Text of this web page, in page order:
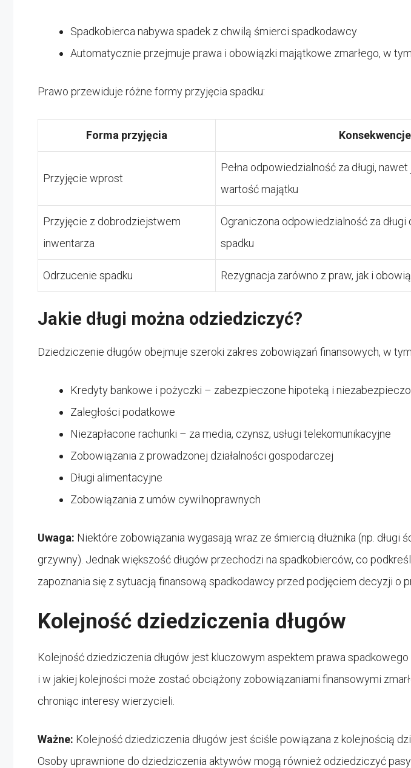
Spadkobierca nabywa spadek z chwilą śmierci spadkodawcy
Automatycznie przejmuje prawa i obowiązki majątkowe zmarłego, w
Prawo przewiduje różne formy przyjęcia spadku:
Forma przyjęcia Konsekwencje
Przyjęcie wprost
Pełna odpowiedzialność za długi,
wartość majątku
Przyjęcie z dobrodziejstwem
inwentarza
Ograniczona odpowiedzialność za
spadku
Odrzucenie spadku Rezygnacja zarówno z praw, jak i
Jakie długi można odziedziczyć?
Dziedziczenie długów obejmuje szeroki zakres zobowiązań finansowych, w
Kredyty bankowe i pożyczki – zabezpieczone hipoteką i
Zaległości podatkowe
Niezapłacone rachunki – za media, czynsz, usługi telekomunikacyjne
Zobowiązania z prowadzonej działalności gospodarczej
Długi alimentacyjne
Zobowiązania z umów cywilnoprawnych
Uwaga: Niektóre zobowiązania wygasają wraz ze śmiercią dłużnika (np. długi
grzywny). Jednak większość długów przechodzi na spadkobierców, co
zapoznania się z sytuacją finansową spadkodawcy przed podjęciem decyzji o
Kolejność dziedziczenia długów
Kolejność dziedziczenia długów jest kluczowym aspektem prawa spadkowego
i w jakiej kolejności może zostać obciążony zobowiązaniami finansowymi
chroniąc interesy wierzycieli.
Ważne: Kolejność dziedziczenia długów jest ściśle powiązana z kolejnością
Osoby uprawnione do dziedziczenia aktywów mogą również odziedziczyć